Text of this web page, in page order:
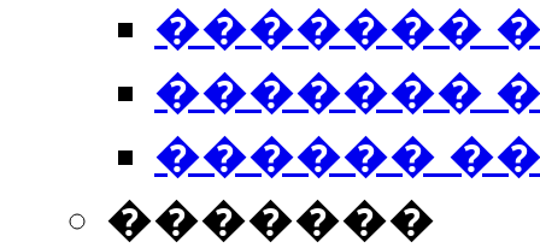
�������
�������
������
�������